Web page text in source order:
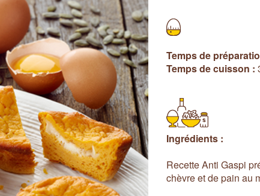
Temps de
Temps de cuisson :
Ingrédients :
Recette Anti Gaspi
chèvre et de pain au